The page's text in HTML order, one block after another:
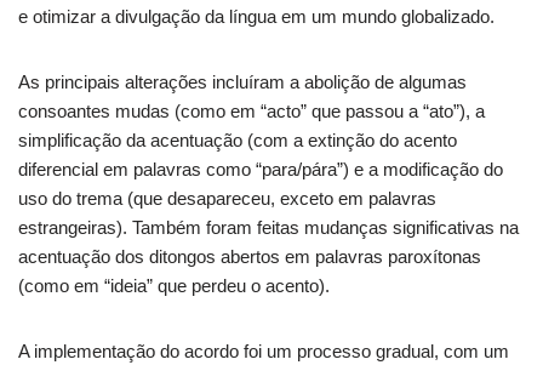
e otimizar a divulgação da língua em um mundo globalizado.
As principais alterações incluíram a abolição de algumas
consoantes mudas (como em “acto” que passou a “ato”), a
simplificação da acentuação (com a extinção do acento
diferencial em palavras como “para/pára”) e a modificação do
uso do trema (que desapareceu, exceto em palavras
estrangeiras). Também foram feitas mudanças significativas na
acentuação dos ditongos abertos em palavras paroxítonas
(como em “ideia” que perdeu o acento).
A implementação do acordo foi um processo gradual, com um